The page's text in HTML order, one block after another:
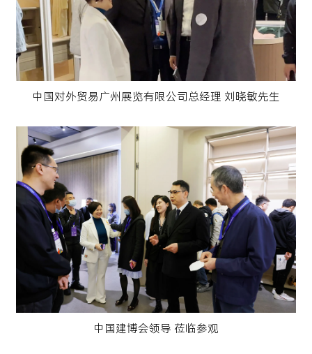
中国对外贸易广州展览有限公司总经理 刘晓敏先生
中国建博会领导 莅临参观